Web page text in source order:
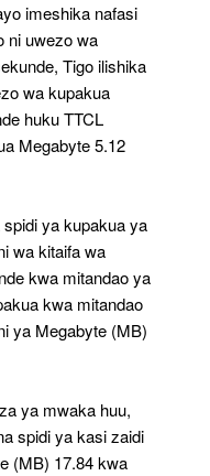
imeshika nafasi
ni uwezo wa
Tigo ilishika
wa kupakua
huku TTCL
Megabyte 5.12
ya kupakua ya
wa kitaifa wa
kwa mitandao ya
kwa mitandao
ya Megabyte (MB)
ya mwaka huu,
spidi ya kasi zaidi
(MB) 17.84 kwa